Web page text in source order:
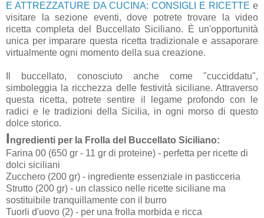
E ATTREZZATURE DA CUCINA: CONSIGLI E RICETTE e
visitare la sezione eventi, dove potrete trovare la video
ricetta completa del Buccellato Siciliano. È un'opportunità
unica per imparare questa ricetta tradizionale e assaporare
virtualmente ogni momento della sua creazione.
Il buccellato, conosciuto anche come "cucciddatu",
simboleggia la ricchezza delle festività siciliane. Attraverso
questa ricetta, potrete sentire il legame profondo con le
radici e le tradizioni della Sicilia, in ogni morso di questo
dolce storico.
Ingredienti per la Frolla del Buccellato Siciliano:
Farina 00 (650 gr - 11 gr di proteine) - perfetta per ricette di
dolci siciliani
Zucchero (200 gr) - ingrediente essenziale in pasticceria
Strutto (200 gr) - un classico nelle ricette siciliane ma
sostituibile tranquillamente con il burro
Tuorli d'uovo (2) - per una frolla morbida e ricca